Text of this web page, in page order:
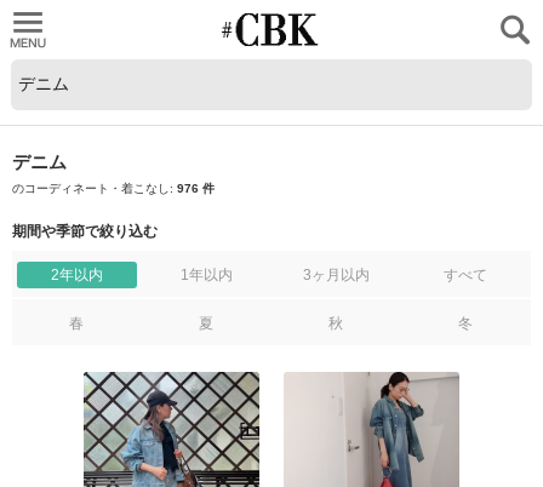
デニム
のコーディネート・着こなし: 976 件
期間や季節で絞り込む
2年以内 1年以内 3ヶ月以内 すべて
春 夏 秋 冬